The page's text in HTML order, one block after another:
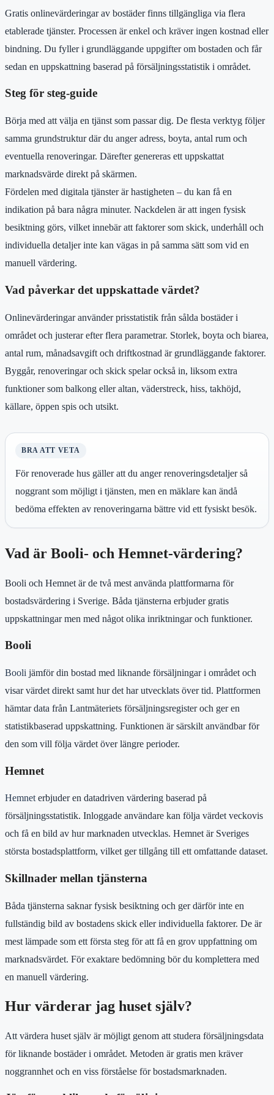
Gratis onlinevärderingar av bostäder finns tillgängliga via flera
etablerade tjänster. Processen är enkel och kräver ingen kostnad eller
bindning. Du fyller i grundläggande uppgifter om bostaden och får
sedan en uppskattning baserad på försäljningsstatistik i området.
Steg för steg-guide
Börja med att välja en tjänst som passar dig. De flesta verktyg följer
samma grundstruktur där du anger adress, boyta, antal rum och
eventuella renoveringar. Därefter genereras ett uppskattat
marknadsvärde direkt på skärmen.
Fördelen med digitala tjänster är hastigheten – du kan få en
indikation på bara några minuter. Nackdelen är att ingen fysisk
besiktning görs, vilket innebär att faktorer som skick, underhåll och
individuella detaljer inte kan vägas in på samma sätt som vid en
manuell värdering.
Vad påverkar det uppskattade värdet?
Onlinevärderingar använder prisstatistik från sålda bostäder i
området och justerar efter flera parametrar. Storlek, boyta och biarea,
antal rum, månadsavgift och driftkostnad är grundläggande faktorer.
Byggår, renoveringar och skick spelar också in, liksom extra
funktioner som balkong eller altan, väderstreck, hiss, takhöjd,
källare, öppen spis och utsikt.
BRA ATT VETA
För renoverade hus gäller att du anger renoveringsdetaljer så
noggrant som möjligt i tjänsten, men en mäklare kan ändå
bedöma effekten av renoveringarna bättre vid ett fysiskt besök.
Vad är Booli- och Hemnet-värdering?
Booli och Hemnet är de två mest använda plattformarna för
bostadsvärdering i Sverige. Båda tjänsterna erbjuder gratis
uppskattningar men med något olika inriktningar och funktioner.
Booli
Booli jämför din bostad med liknande försäljningar i området och
visar värdet direkt samt hur det har utvecklats över tid. Plattformen
hämtar data från Lantmäteriets försäljningsregister och ger en
statistikbaserad uppskattning. Funktionen är särskilt användbar för
den som vill följa värdet över längre perioder.
Hemnet
Hemneterbjuder en datadriven värdering baserad på
försäljningsstatistik. Inloggade användare kan följa värdet veckovis
och få en bild av hur marknaden utvecklas. Hemnet är Sveriges
största bostadsplattform, vilket ger tillgång till ett omfattande dataset.
Skillnader mellan tjänsterna
Båda tjänsterna saknar fysisk besiktning och ger därför inte en
fullständig bild av bostadens skick eller individuella faktorer. De är
mest lämpade som ett första steg för att få en grov uppfattning om
marknadsvärdet. För exaktare bedömning bör du komplettera med
en manuell värdering.
Hur värderar jag huset själv?
Att värdera huset själv är möjligt genom att studera försäljningsdata
för liknande bostäder i området. Metoden är gratis men kräver
noggrannhet och en viss förståelse för bostadsmarknaden.